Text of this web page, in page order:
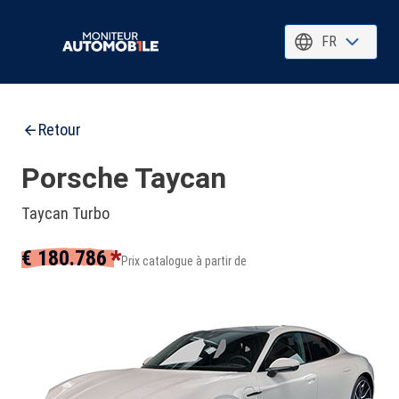
FR
Retour
Porsche Taycan
Taycan Turbo
€ 180.786*Prix catalogue à partir de